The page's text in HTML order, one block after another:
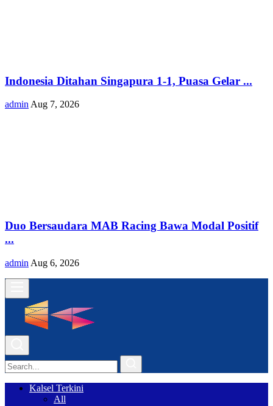
Indonesia Ditahan Singapura 1-1, Puasa Gelar ...
adminAug 7, 2026
Duo Bersaudara MAB Racing Bawa Modal Positif
...
admin Aug 6, 2026
Kalsel Terkini
All